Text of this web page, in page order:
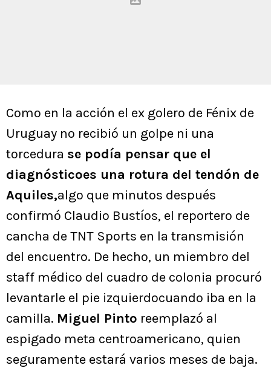
Como en la acción el ex golero de Fénix de
Uruguay no recibió un golpe ni una
torcedura se podía pensar que el
diagnósticoes una rotura del tendón de
Aquiles,algo que minutos después
confirmó Claudio Bustíos, el reportero de
cancha de TNT Sports en la transmisión
del encuentro. De hecho, un miembro del
staff médico del cuadro de colonia procuró
levantarle el pie izquierdocuando iba en la
camilla. Miguel Pinto reemplazó al
espigado meta centroamericano, quien
seguramente estará varios meses de baja.